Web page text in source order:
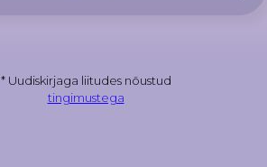
* Uudiskirjaga liitudes nõustud
tingimustega